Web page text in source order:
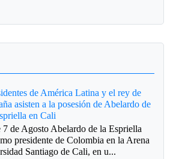
de América Latina y el rey de
asisten a la posesión de Abelardo de
en Cali
7 de Agosto Abelardo de la Espriella
presidente de Colombia en la Arena
Santiago de Cali, en u...